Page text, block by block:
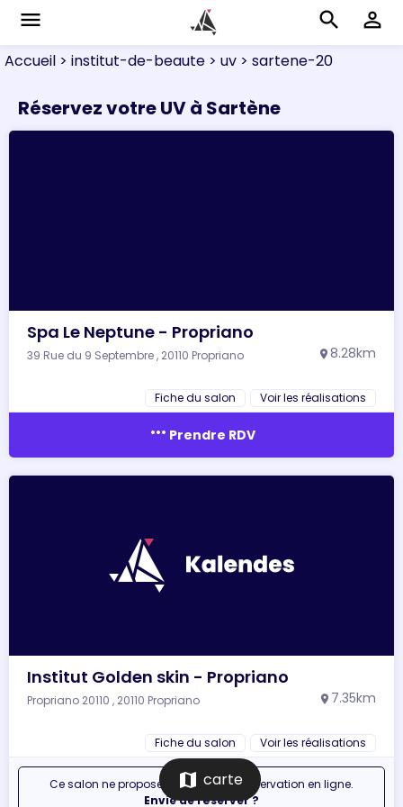
menu search perm_identity
Accueil > institut-de-beaute > uv > sartene-20
Réservez votre UV à Sartène
Spa Le Neptune - Propriano
39 Rue du 9 Septembre , 20110 Propriano location_on 8.28km
Fiche du salon Voir les réalisations
more_horiz Prendre RDV
Institut Golden skin - Propriano
Propriano 20110 , 20110 Propriano location_on 7.35km
Fiche du salon Voir les réalisations
Ce salon ne propose pas encore la réservation en ligne.
Envie de réserver ?
map carte